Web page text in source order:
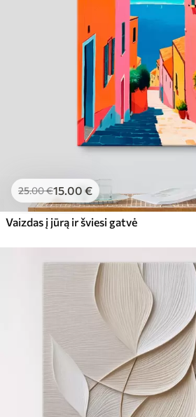
25.00€15.00 €
Vaizdas į jūrą ir šviesi gatvė